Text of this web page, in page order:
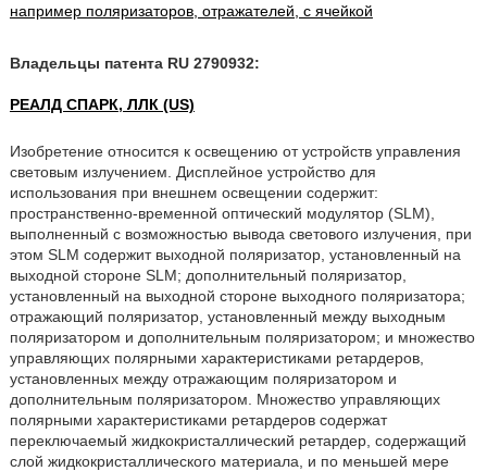
например поляризаторов, отражателей, с ячейкой
Владельцы патента RU 2790932:
РЕАЛД СПАРК, ЛЛК (US)
Изобретение относится к освещению от устройств управления
световым излучением. Дисплейное устройство для
использования при внешнем освещении содержит:
пространственно-временной оптический модулятор (SLM),
выполненный с возможностью вывода светового излучения, при
этом SLM содержит выходной поляризатор, установленный на
выходной стороне SLM; дополнительный поляризатор,
установленный на выходной стороне выходного поляризатора;
отражающий поляризатор, установленный между выходным
поляризатором и дополнительным поляризатором; и множество
управляющих полярными характеристиками ретардеров,
установленных между отражающим поляризатором и
дополнительным поляризатором. Множество управляющих
полярными характеристиками ретардеров содержат
переключаемый жидкокристаллический ретардер, содержащий
слой жидкокристаллического материала, и по меньшей мере